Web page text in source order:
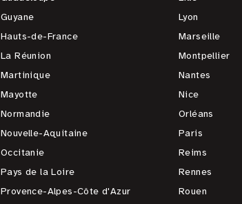
Guyane
Hauts-de-France
La Réunion
Martinique
Mayotte
Normandie
Nouvelle-Aquitaine
Occitanie
Pays de la Loire
Provence-Alpes-Côte d'Azur
Lyon
Marseille
Montpellier
Nantes
Nice
Orléans
Paris
Reims
Rennes
Rouen